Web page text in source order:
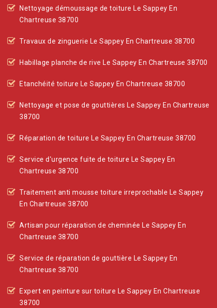
Nettoyage démoussage de toiture Le Sappey En
Chartreuse 38700
Travaux de zinguerie Le Sappey En Chartreuse 38700
Habillage planche de rive Le Sappey En Chartreuse 38700
Etanchéité toiture Le Sappey En Chartreuse 38700
Nettoyage et pose de gouttières Le Sappey En Chartreuse
38700
Réparation de toiture Le Sappey En Chartreuse 38700
Service d'urgence fuite de toiture Le Sappey En
Chartreuse 38700
Traitement anti mousse toiture irreprochable Le Sappey
En Chartreuse 38700
Artisan pour réparation de cheminée Le Sappey En
Chartreuse 38700
Service de réparation de gouttière Le Sappey En
Chartreuse 38700
Expert en peinture sur toiture Le Sappey En Chartreuse
38700